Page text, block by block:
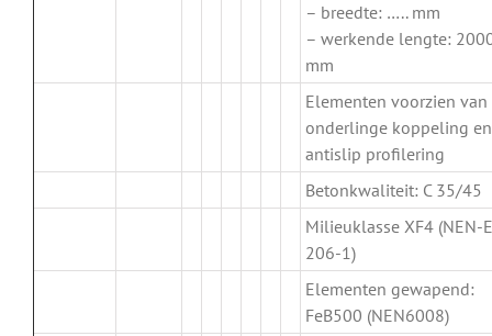
– breedte: ….. mm
– werkende lengte:
mm
Elementen voorzien van
onderlinge koppeling en
antislip profilering
Betonkwaliteit: C 35/45
Milieuklasse XF4 (NEN-
206-1)
Elementen gewapend:
FeB500 (NEN6008)